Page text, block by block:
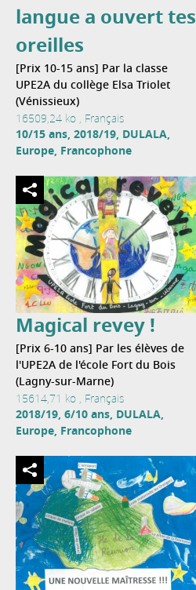
langue a ouvert tes
oreilles
[Prix 10-15 ans] Par la classe
UPE2A du collège Elsa Triolet
(Vénissieux)
16509,24 ko , Français
10/15 ans, 2018/19, DULALA,
Europe, Francophone
Magical revey !
[Prix 6-10 ans] Par les élèves de
l'UPE2A de l'école Fort du Bois
(Lagny-sur-Marne)
15614,71 ko , Français
2018/19, 6/10 ans, DULALA,
Europe, Francophone